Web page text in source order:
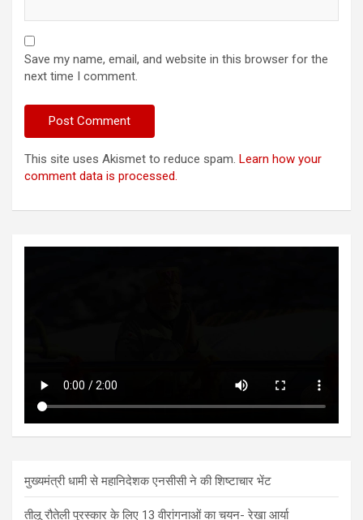
Save my name, email, and website in this browser for the
next time I comment.
This site uses Akismet to reduce spam. Learn how your
comment data is processed.
मुख्यमंत्री धामी से महानिदेशक एनसीसी ने की शिष्टाचार भेंट
तीलू रौतेली पुरस्कार के लिए 13 वीरांगनाओं का चयन- रेखा आर्या